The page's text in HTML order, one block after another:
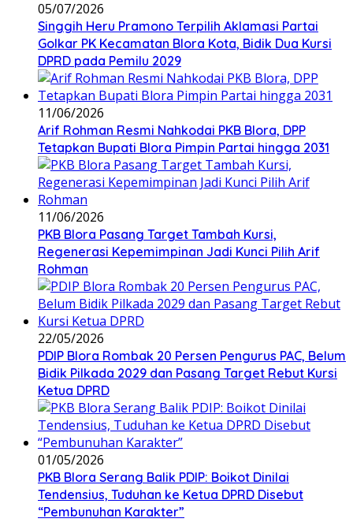
05/07/2026
Singgih Heru Pramono Terpilih Aklamasi Partai
Golkar PK Kecamatan Blora Kota, Bidik Dua Kursi
DPRD pada Pemilu 2029
11/06/2026
Arif Rohman Resmi Nahkodai PKB Blora, DPP
Tetapkan Bupati Blora Pimpin Partai hingga 2031
11/06/2026
PKB Blora Pasang Target Tambah Kursi,
Regenerasi Kepemimpinan Jadi Kunci Pilih Arif
Rohman
22/05/2026
PDIP Blora Rombak 20 Persen Pengurus PAC, Belum
Bidik Pilkada 2029 dan Pasang Target Rebut Kursi
Ketua DPRD
01/05/2026
PKB Blora Serang Balik PDIP: Boikot Dinilai
Tendensius, Tuduhan ke Ketua DPRD Disebut
“Pembunuhan Karakter”